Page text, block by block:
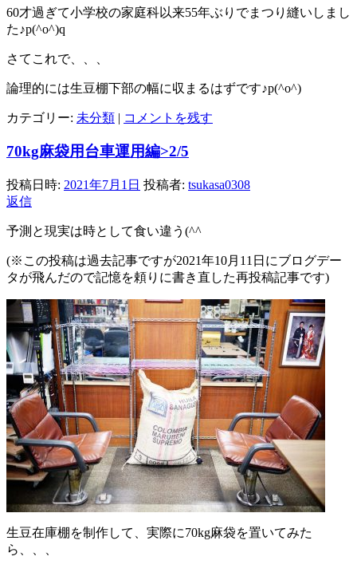
60才過ぎて小学校の家庭科以来55年ぶりでまつり縫いしまし
た♪p(^o^)q
さてこれで、、、
論理的には生豆棚下部の幅に収まるはずです♪p(^o^)
カテゴリー: 未分類 | コメントを残す
70kg麻袋用台車運用編>2/5
投稿日時: 2021年7月1日 投稿者: tsukasa0308
返信
予測と現実は時として食い違う(^^ゞ
(※この投稿は過去記事ですが2021年10月11日にブログデー
タが飛んだので記憶を頼りに書き直した再投稿記事です)
生豆在庫棚を制作して、実際に70kg麻袋を置いてみた
ら、、、